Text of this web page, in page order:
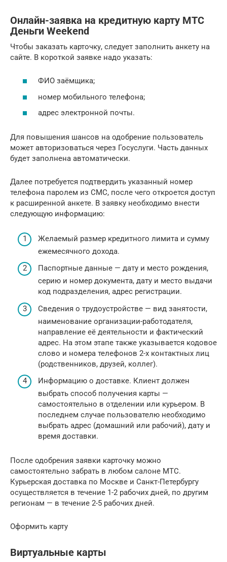
Онлайн-заявка на кредитную карту МТС
Деньги Weekend
Чтобы заказать карточку, следует заполнить анкету на
сайте. В короткой заявке надо указать:
ФИО заёмщика;
номер мобильного телефона;
адрес электронной почты.
Для повышения шансов на одобрение пользователь
может авторизоваться через Госуслуги. Часть данных
будет заполнена автоматически.
Далее потребуется подтвердить указанный номер
телефона паролем из СМС, после чего откроется доступ
к расширенной анкете. В заявку необходимо внести
следующую информацию:
Желаемый размер кредитного лимита и сумму
ежемесячного дохода.
Паспортные данные — дату и место рождения,
серию и номер документа, дату и место выдачи
код подразделения, адрес регистрации.
Сведения о трудоустройстве — вид занятости,
наименование организации-работодателя,
направление её деятельности и фактический
адрес. На этом этапе также указывается кодовое
слово и номера телефонов 2-х контактных лиц
(родственников, друзей, коллег).
Информацию о доставке. Клиент должен
выбрать способ получения карты —
самостоятельно в отделении или курьером. В
последнем случае пользователю необходимо
выбрать адрес (домашний или рабочий), дату и
время доставки.
После одобрения заявки карточку можно
самостоятельно забрать в любом салоне МТС.
Курьерская доставка по Москве и Санкт-Петербургу
осуществляется в течение 1-2 рабочих дней, по другим
регионам — в течение 2-5 рабочих дней.
Оформить карту
Виртуальные карты